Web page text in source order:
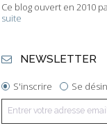
Ce blog ouvert en 2010
suite
NEWSLETTER
S'inscrire Se